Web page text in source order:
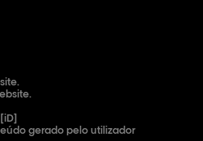
gerado pelo utilizador